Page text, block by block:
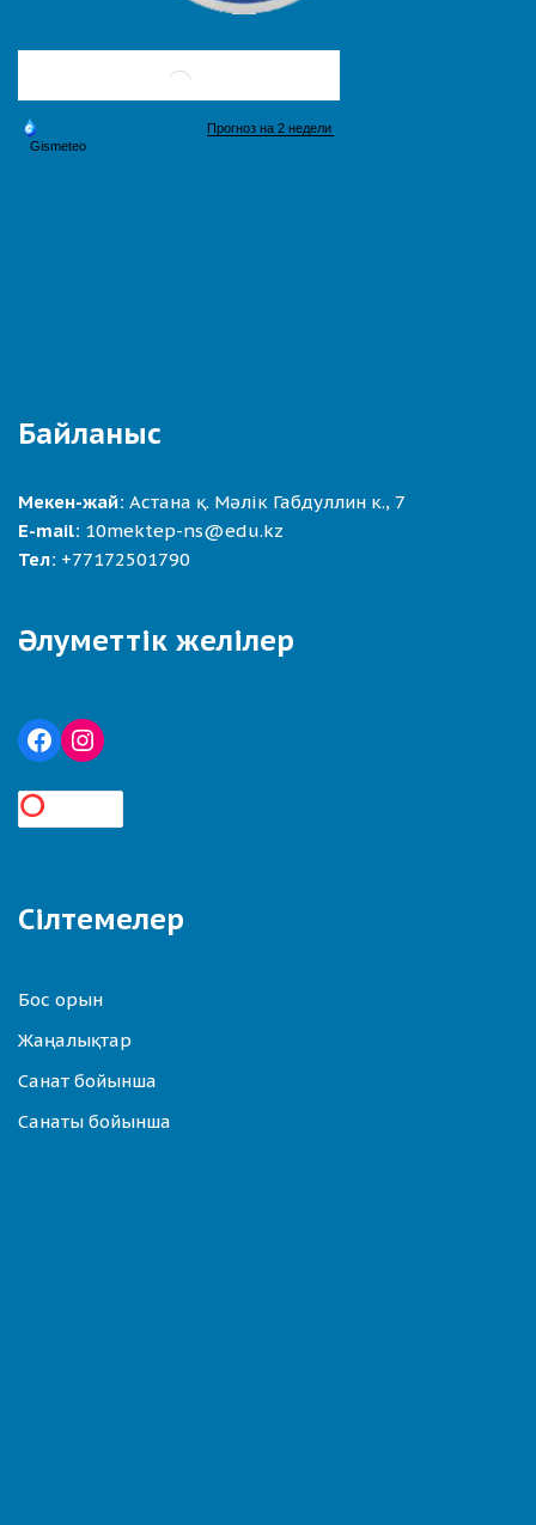
Байланыс
Мекен-жай: Астана қ. Мәлік Габдуллин к., 7
E-mail: 10mektep-ns@edu.kz
Тел: +77172501790
Әлуметтік желілер
Сілтемелер
Бос орын
Жаңалықтар
Санат бойынша
Санаты бойынша